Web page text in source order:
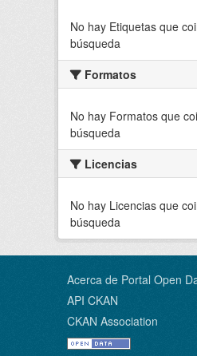
No hay Etiquetas que
búsqueda
Formatos
No hay Formatos que
búsqueda
Licencias
No hay Licencias que
búsqueda
Acerca de Portal Open
API CKAN
CKAN Association